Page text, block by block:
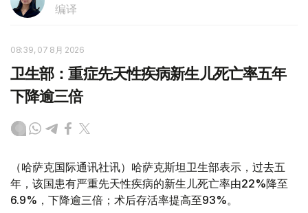
编译
08:39, 07 8月 2026
卫生部：重症先天性疾病新生儿死亡率五年
下降逾三倍
（哈萨克国际通讯社讯）哈萨克斯坦卫生部表示，过去五
年，该国患有严重先天性疾病的新生儿死亡率由22%降至
6.9%，下降逾三倍；术后存活率提高至93%。